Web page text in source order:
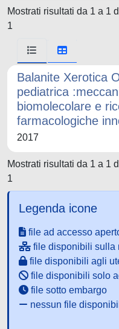
Mostrati risultati da 1 a 1
1
Balanite Xerotica
pediatrica
biomolecolare e
farmacologiche
2017
Mostrati risultati da 1 a 1
1
Legenda icone
file ad accesso
file disponibili sulla
file disponibili agli
file disponibili solo
file sotto embargo
nessun file